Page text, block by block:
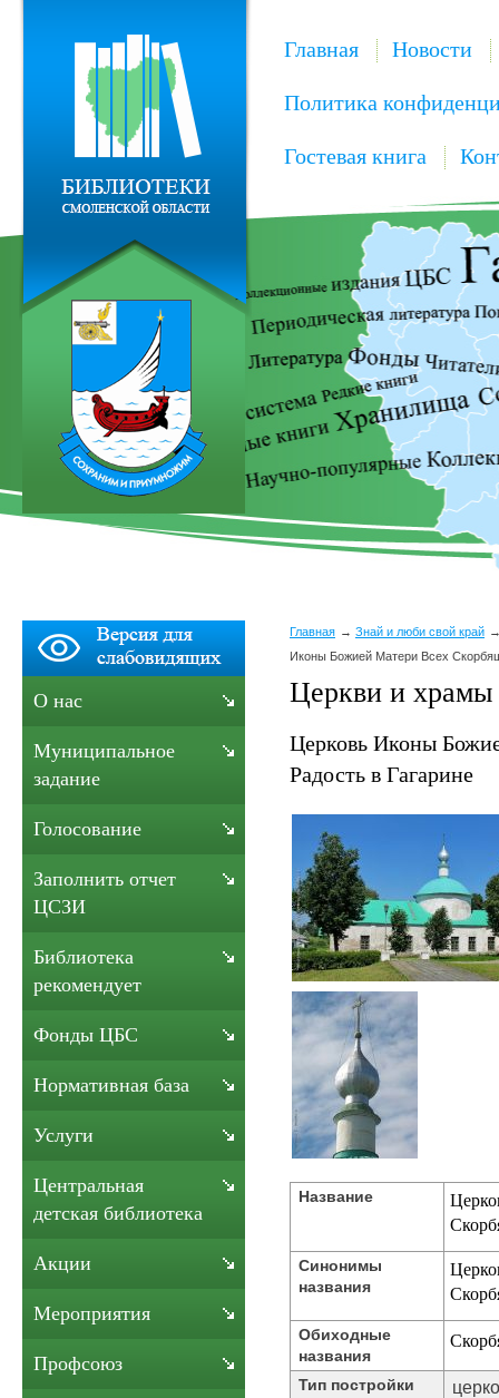
Главная Новости
Политика
Гостевая книга
Главная
Знай и люби свой край
Иконы Божией Матери Всех
Церкви и храмы
Церковь Иконы
Радость в Гагарине
Название
Синонимы
названия
Обиходные
названия
Тип постройки
О нас
Муниципальное
задание
Голосование
Заполнить отчет
ЦСЗИ
Библиотека
рекомендует
Фонды ЦБС
Нормативная база
Услуги
Центральная
детская библиотека
Акции
Мероприятия
Профсоюз